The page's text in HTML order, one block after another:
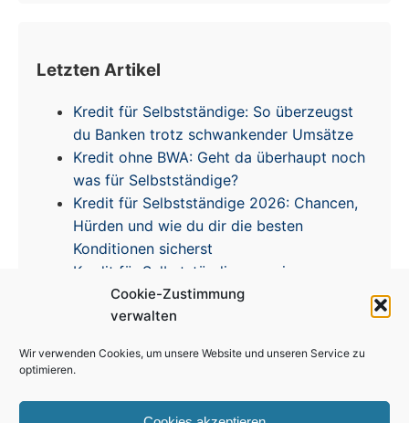
Cookie-Zustimmung
verwalten
Wir verwenden Cookies, um unsere Website und unseren Service zu
optimieren.
Letzten Artikel
Kredit für Selbstständige: So überzeugst
du Banken trotz schwankender Umsätze
Kredit ohne BWA: Geht da überhaupt noch
was für Selbstständige?
Kredit für Selbstständige 2026: Chancen,
Hürden und wie du dir die besten
Konditionen sicherst
Kredit für Selbstständige – meine
Erfahrungen & Tipps zur Zinsentwicklung